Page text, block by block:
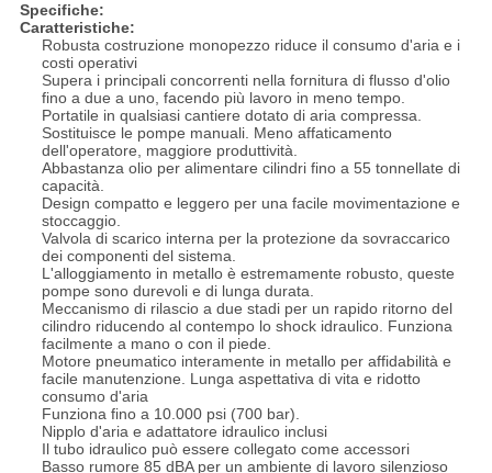
Specifiche:
Caratteristiche:
Robusta costruzione monopezzo riduce il consumo d'aria e i
costi operativi
Supera i principali concorrenti nella fornitura di flusso d'olio
fino a due a uno, facendo più lavoro in meno tempo.
Portatile in qualsiasi cantiere dotato di aria compressa.
Sostituisce le pompe manuali. Meno affaticamento
dell'operatore, maggiore produttività.
Abbastanza olio per alimentare cilindri fino a 55 tonnellate di
capacità.
Design compatto e leggero per una facile movimentazione e
stoccaggio.
Valvola di scarico interna per la protezione da sovraccarico
dei componenti del sistema.
L'alloggiamento in metallo è estremamente robusto, queste
pompe sono durevoli e di lunga durata.
Meccanismo di rilascio a due stadi per un rapido ritorno del
cilindro riducendo al contempo lo shock idraulico. Funziona
facilmente a mano o con il piede.
Motore pneumatico interamente in metallo per affidabilità e
facile manutenzione. Lunga aspettativa di vita e ridotto
consumo d'aria
Funziona fino a 10.000 psi (700 bar).
Nipplo d'aria e adattatore idraulico inclusi
Il tubo idraulico può essere collegato come accessori
Basso rumore 85 dBA per un ambiente di lavoro silenzioso